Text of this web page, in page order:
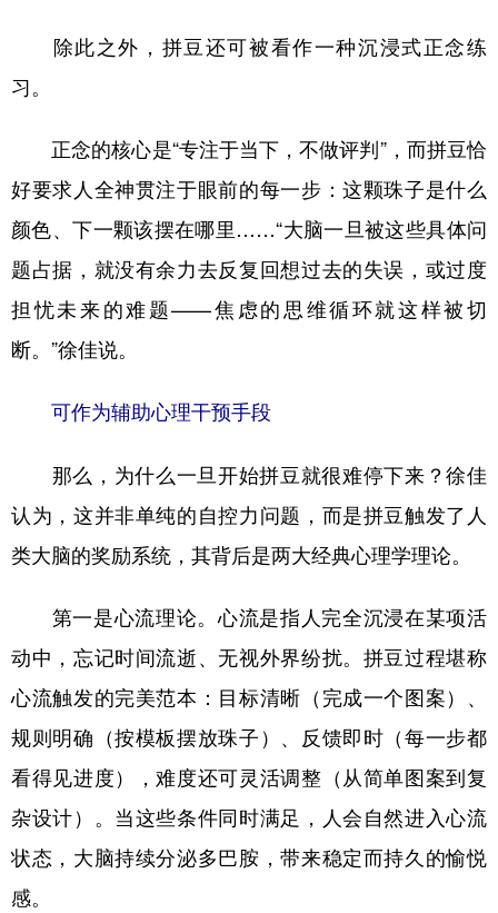
除此之外，拼豆还可被看作一种沉浸式正念练
习。
正念的核心是“专注于当下，不做评判”，而拼豆恰
好要求人全神贯注于眼前的每一步：这颗珠子是什么
颜色、下一颗该摆在哪里……“大脑一旦被这些具体问
题占据，就没有余力去反复回想过去的失误，或过度
担忧未来的难题——焦虑的思维循环就这样被切
断。”徐佳说。
可作为辅助心理干预手段
那么，为什么一旦开始拼豆就很难停下来？徐佳
认为，这并非单纯的自控力问题，而是拼豆触发了人
类大脑的奖励系统，其背后是两大经典心理学理论。
第一是心流理论。心流是指人完全沉浸在某项活
动中，忘记时间流逝、无视外界纷扰。拼豆过程堪称
心流触发的完美范本：目标清晰（完成一个图案）、
规则明确（按模板摆放珠子）、反馈即时（每一步都
看得见进度），难度还可灵活调整（从简单图案到复
杂设计）。当这些条件同时满足，人会自然进入心流
状态，大脑持续分泌多巴胺，带来稳定而持久的愉悦
感。